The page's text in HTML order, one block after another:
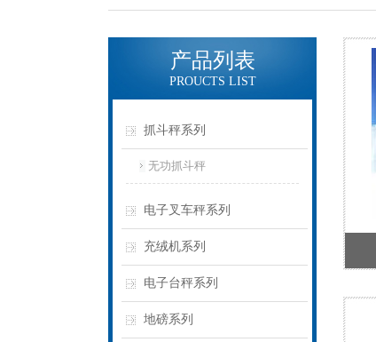
产品列表
PROUCTS LIST
抓斗秤系列
无功抓斗秤
电子叉车秤系列
充绒机系列
电子台秤系列
地磅系列